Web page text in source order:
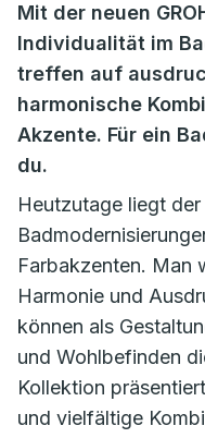
Mit der neuen
Individualität im
treffen auf
harmonische
Akzente. Für ein
du.
Heutzutage liegt
Farbakzenten. Man
Harmonie und
können als
und Wohlbefinden
Kollektion
und vielfältige